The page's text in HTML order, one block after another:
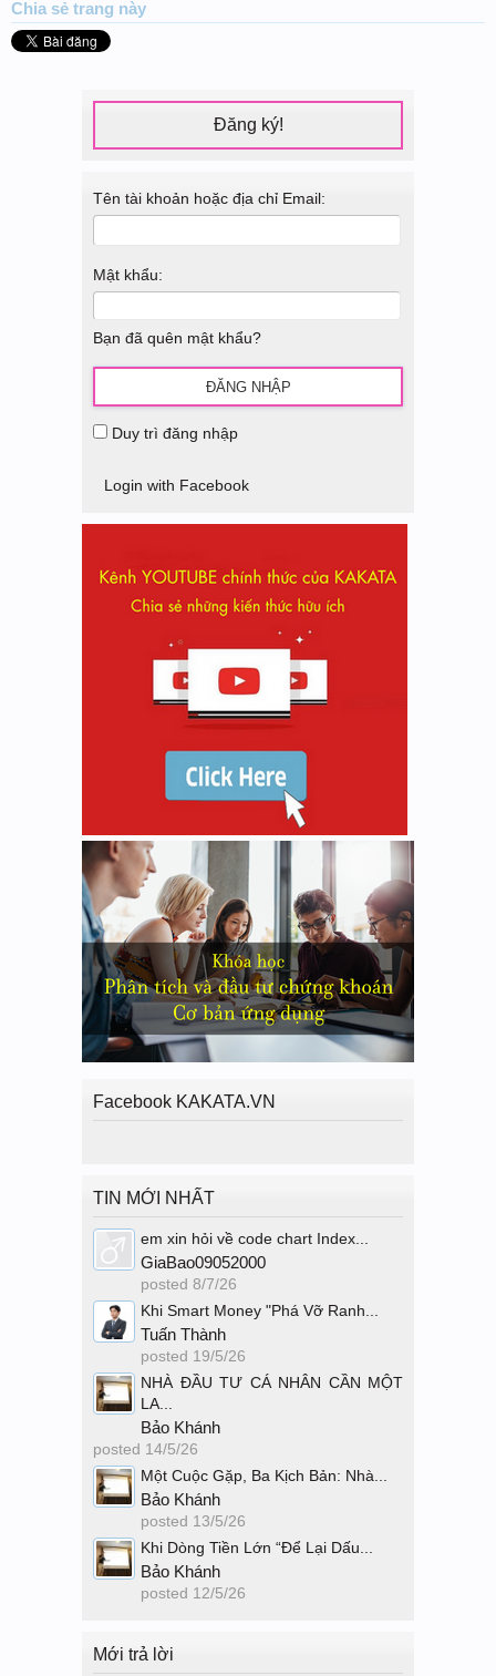
Chia sẻ trang này
Đăng ký!
Tên tài khoản hoặc địa chỉ Email:
Mật khẩu:
Bạn đã quên mật khẩu?
Duy trì đăng nhập
Login with Facebook
Facebook KAKATA.VN
TIN MỚI NHẤT
em xin hỏi về code chart Index...
GiaBao09052000
posted 8/7/26
Khi Smart Money "Phá Vỡ Ranh...
Tuấn Thành
posted 19/5/26
NHÀ ĐẦU TƯ CÁ NHÂN CẦN MỘT
LA...
Bảo Khánh
posted 14/5/26
Một Cuộc Gặp, Ba Kịch Bản: Nhà...
Bảo Khánh
posted 13/5/26
Khi Dòng Tiền Lớn “Để Lại Dấu...
Bảo Khánh
posted 12/5/26
Mới trả lời